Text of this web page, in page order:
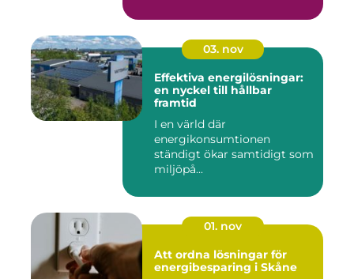
03. nov
Effektiva energilösningar:
en nyckel till hållbar
framtid
I en värld där
energikonsumtionen
ständigt ökar samtidigt som
miljöpå...
01. nov
Att ordna lösningar för
energibesparing i Skåne